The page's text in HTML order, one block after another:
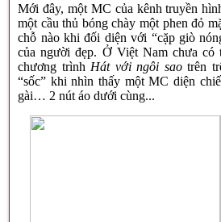
Mới đây, một MC của kênh truyền
một cầu thủ bóng chày một phen đỏ
chỗ nào khi đối diện với “cặp giò
của người đẹp. Ở Việt Nam chưa
chương trình Hát với ngôi saotrên
“sốc” khi nhìn thấy một MC diện
gài… 2 nút áo dưới cùng...